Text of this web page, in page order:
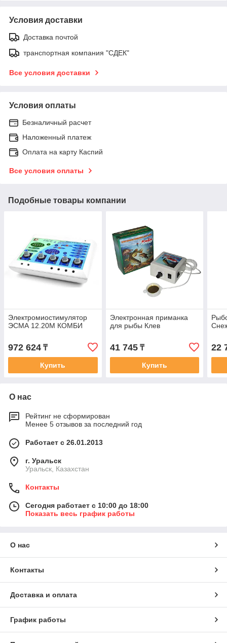
Условия доставки
Доставка почтой
транспортная компания "СДЕК"
Все условия доставки
Условия оплаты
Безналичный расчет
Наложенный платеж
Оплата на карту Каспий
Все условия оплаты
Подобные товары компании
Электромиостимулятор
ЭСМА 12.20М КОМБИ
972 624 ₸
Купить
Электронная приманка
для рыбы Клев
41 745₸
Купить
22
О нас
Рейтинг не сформирован
Менее 5 отзывов за последний год
Работает с 26.01.2013
г. Уральск
Уральск, Казахстан
Контакты
Сегодня работает с 10:00 до 18:00
Показать весь график работы
О нас
Контакты
Доставка и оплата
График работы